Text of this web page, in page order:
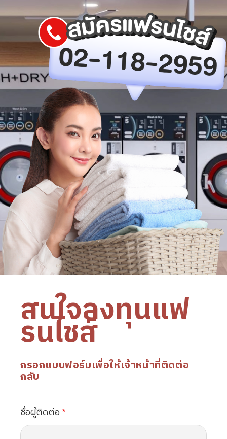
Image
สนใจลงทุนแฟ
รนไชส์
กรอกแบบฟอร์มเพื่อให้เจ้าหน้าที่ติดต่อ
กลับ
ชื่อผู้ติดต่อ